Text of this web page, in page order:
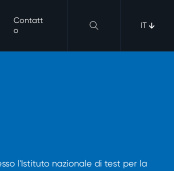
IT
Contatt
o
l'Istituto nazionale di test per la